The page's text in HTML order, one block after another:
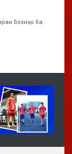
бозиҳо ба